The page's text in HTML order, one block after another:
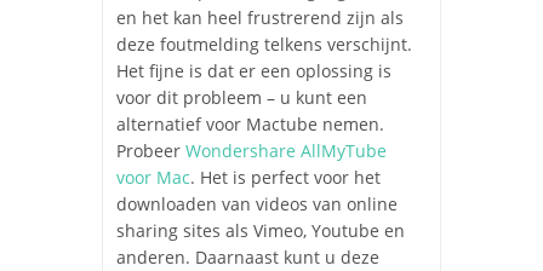
en het kan heel frustrerend zijn als
deze foutmelding telkens verschijnt.
Het fijne is dat er een oplossing is
voor dit probleem – u kunt een
alternatief voor Mactube nemen.
ProbeerWondershare AllMyTube
voor Mac. Het is perfect voor het
downloaden van videos van online
sharing sites als Vimeo, Youtube en
anderen. Daarnaast kunt u deze